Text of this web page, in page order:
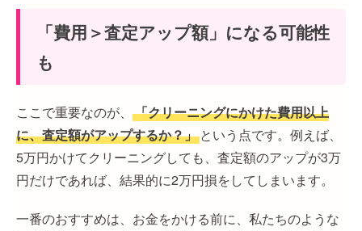
「費用＞査定アップ額」になる可能性
も
ここで重要なのが、
「クリーニングにかけた費用以上
に、査定額がアップするか？」 という点です。例えば、
5万円かけてクリーニングしても、査定額のアップが3万
円だけであれば、結果的に2万円損をしてしまいます。
一番のおすすめは、お金をかける前に、私たちのような